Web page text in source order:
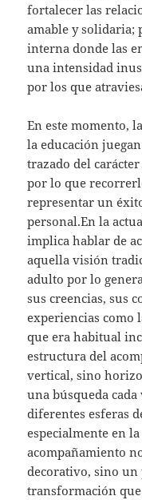
fortalecer las
amable y solidaria;
interna donde las
una intensidad
por los que
En este momento,
la educación
trazado del
por lo que
representar un
personal.En la
implica hablar de
aquella visión
adulto por lo
sus creencias, sus
experiencias como
que era habitual
estructura del
vertical, sino
una búsqueda
diferentes esferas
especialmente en
acompañamiento
decorativo, sino un
transformación